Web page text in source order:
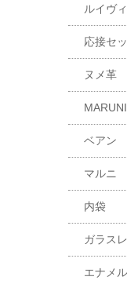
ルイヴ
応接セ
ヌメ革
MARUNI
ベアン
マルニ
内袋
ガラス
エナメル